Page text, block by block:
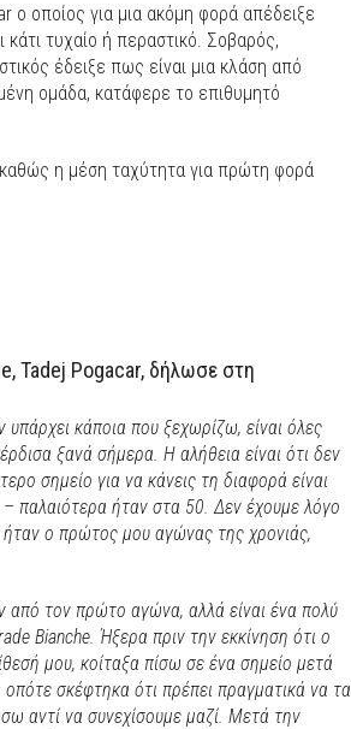
οποίος για μια ακόμη φορά απέδειξε
τυχαίο ή περαστικό. Σοβαρός,
έδειξε πως είναι μια κλάση από
ομάδα, κατάφερε το επιθυμητό
η μέση ταχύτητα για πρώτη φορά
Tadej Pogacar, δήλωσε στη
κάποια που ξεχωρίζω, είναι όλες
ξανά σήμερα. Η αλήθεια είναι ότι δεν
σημείο για να κάνεις τη διαφορά είναι
– παλαιότερα ήταν στα 50. Δεν έχουμε λόγο
ήταν ο πρώτος μου αγώνας της χρονιάς,
από τον πρώτο αγώνα, αλλά είναι ένα πολύ
Bianche. Ήξερα πριν την εκκίνηση ότι ο
μου, κοίταξα πίσω σε ένα σημείο μετά
σκέφτηκα ότι πρέπει πραγματικά να τα
αντί να συνεχίσουμε μαζί. Μετά την